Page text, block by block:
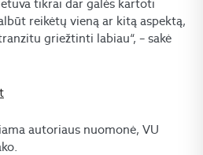
tikrai dar galės kartoti
reikėtų vieną ar kitą aspektą,
griežtinti labiau“, – sakė
autoriaus nuomonė, VU